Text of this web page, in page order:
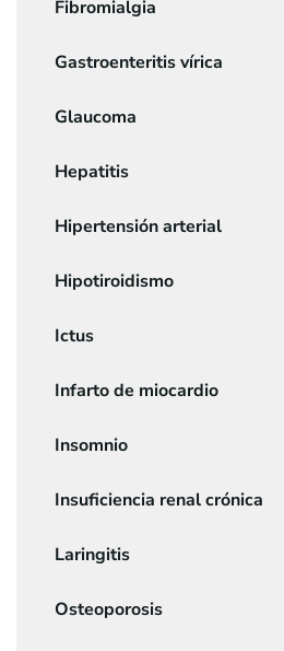
Fibromialgia
Gastroenteritis vírica
Glaucoma
Hepatitis
Hipertensión arterial
Hipotiroidismo
Ictus
Infarto de miocardio
Insomnio
Insuficiencia renal crónica
Laringitis
Osteoporosis